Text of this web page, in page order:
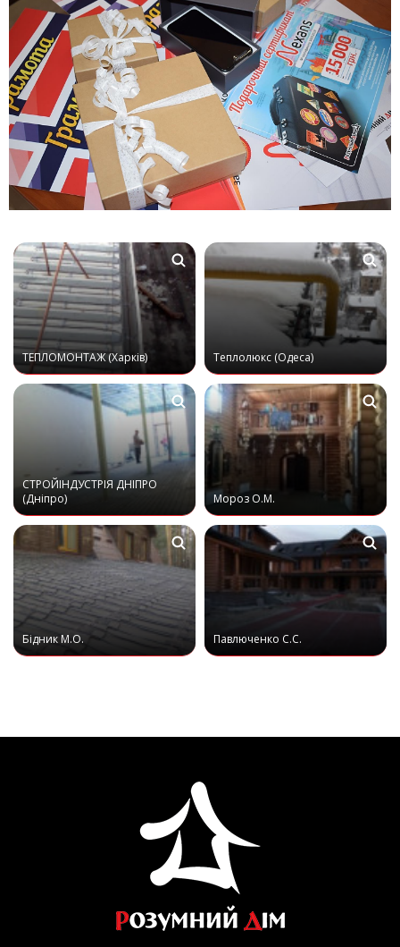
ТЕПЛОМОНТАЖ (Харків) Теплолюкс (Одеса)
СТРОЙІНДУСТРІЯ ДНІПРО
(Дніпро)
Мороз О.М.
Бідник М.О. Павлюченко С.С.